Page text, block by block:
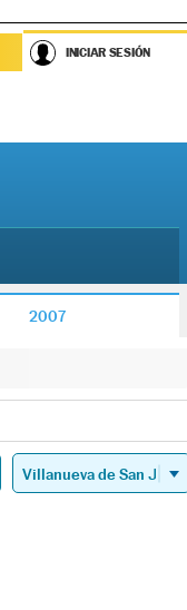
INICIAR SESIÓN
2007